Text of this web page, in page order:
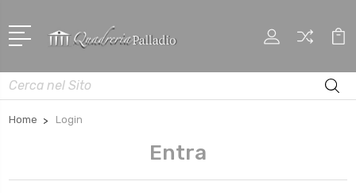
Cerca
Home Login
Entra